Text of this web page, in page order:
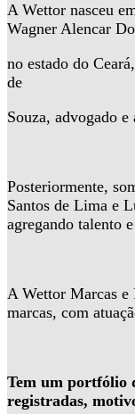
A Wettor nasceu
Wagner Alencar
no estado do
de
Souza, advogado
Posteriormente,
Santos de Lima e
agregando talento
A Wettor Marcas e
marcas, com
Tem um portfólio
registradas,